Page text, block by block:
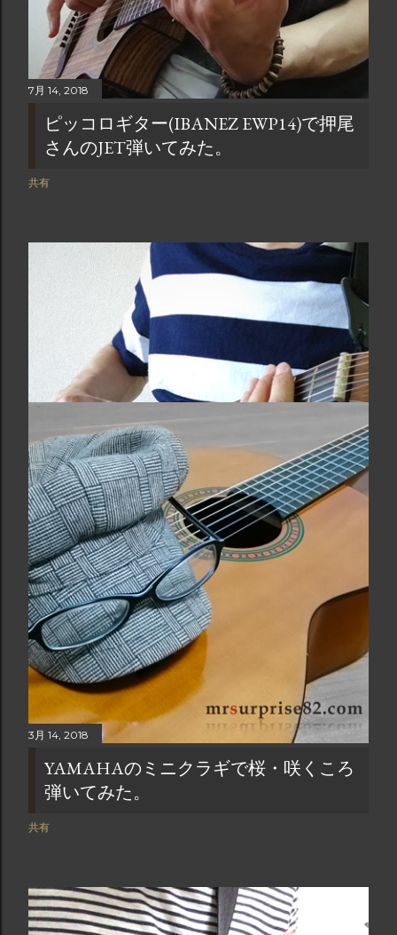
7月 14, 2018
ピッコロギター(IBANEZ EWP14)で押尾
さんのJET弾いてみた。
共有
6月 25, 2018
ピッコロギター(IBANEZ EWP14)で押尾
さんのHARD RAIN弾いてみた。
共有
3月 14, 2018
YAMAHAのミニクラギで桜・咲くころ
弾いてみた。
共有